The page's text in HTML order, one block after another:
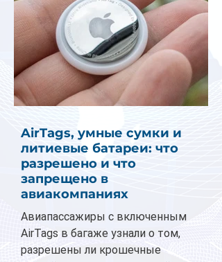
AirTags, умные сумки и
литиевые батареи: что
разрешено и что
запрещено в
авиакомпаниях
Авиапассажиры с включенным
AirTags в багаже узнали о том,
разрешены ли крошечные